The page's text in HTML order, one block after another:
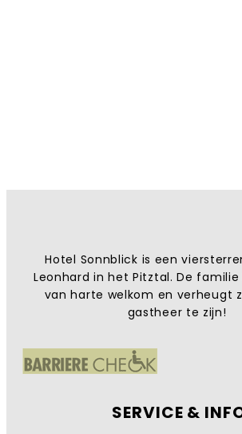
Hotel Sonnblick is een
Leonhard in het Pitztal. De familie
van harte welkom en verheugt
gastheer te zijn!
SERVICE &